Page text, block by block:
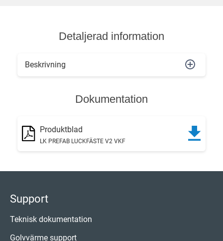
Detaljerad information
Beskrivning
Dokumentation
Produktblad
LK PREFAB LUCKFÄSTE V2 VKF
Support
Teknisk dokumentation
Golvvärme support